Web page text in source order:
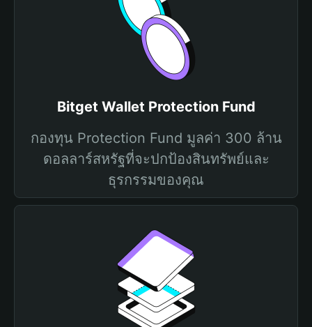
Bitget Wallet Protection Fund
กองทุน Protection Fund มูลค่า 300 ล้าน
ดอลลาร์สหรัฐที่จะปกป้องสินทรัพย์และ
ธุรกรรมของคุณ